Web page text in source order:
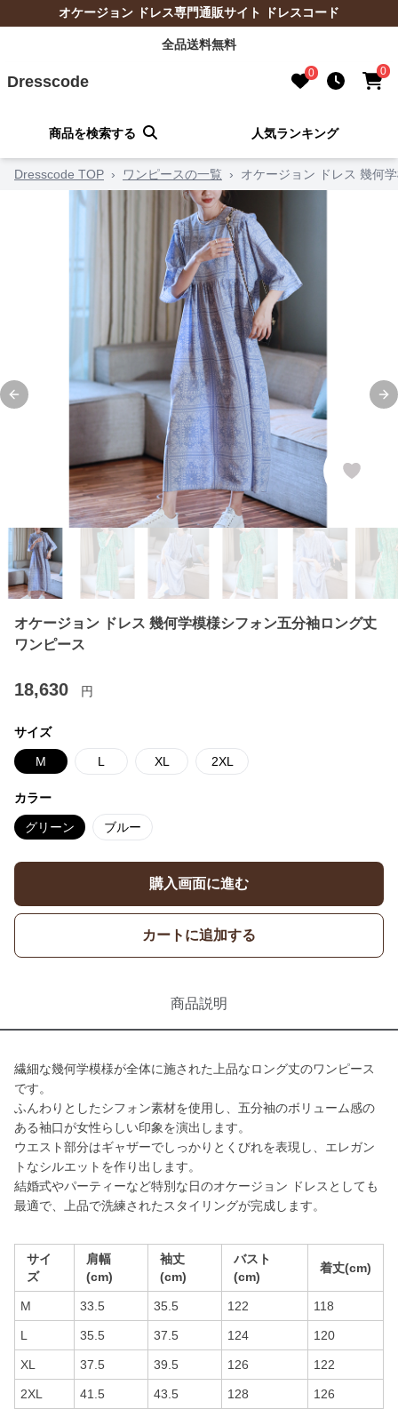
オケージョン ドレス専門通販サイト ドレスコード
全品送料無料
Dresscode 0 0
商品を検索する 人気ランキング
Dresscode TOP › ワンピースの一覧 › オケージョン ドレス 幾何
Previous slide
オケージョン ドレス 幾何学模様シフォン五分袖ロング丈
ワンピース
18,630 円
サイズ
M L XL 2XL
カラー
グリーン ブルー
購入画面に進む
カートに追加する
商品説明
繊細な幾何学模様が全体に施された上品なロング丈のワンピース
です。
ふんわりとしたシフォン素材を使用し、五分袖のボリューム感の
ある袖口が女性らしい印象を演出します。
ウエスト部分はギャザーでしっかりとくびれを表現し、エレガン
トなシルエットを作り出します。
結婚式やパーティーなど特別な日のオケージョン ドレスとしても
最適で、上品で洗練されたスタイリングが完成します。
サイ
ズ
肩幅
(cm)
袖丈
(cm)
バスト
(cm)
着丈(cm)
M 33.5 35.5 122 118
L 35.5 37.5 124 120
XL 37.5 39.5 126 122
2XL 41.5 43.5 128 126